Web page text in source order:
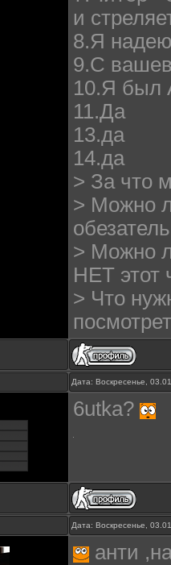
и
8.Я
9.С
10.Я был
11.Да
13.да
14.да
> За что
> Можно
> Можно
НЕТ этот
> Что
Дата: Воскресенье,
6utka?
Дата: Воскресенье,
анти